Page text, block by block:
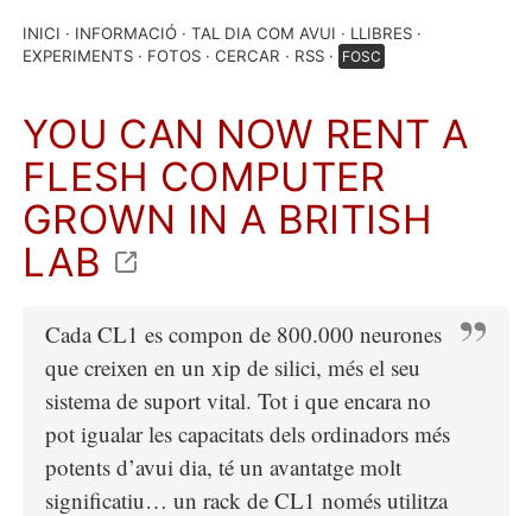
INICI INFORMACIÓ TAL DIA COM AVUI
LLIBRES
EXPERIMENTS
FOTOS CERCAR RSS FOSC
YOU CAN NOW RENT A
FLESH COMPUTER
GROWN IN A BRITISH
LAB
Cada CL1 es compon de 800.000 neurones
que creixen en un xip de silici, més el seu
sistema de suport vital. Tot i que encara no
pot igualar les capacitats dels ordinadors més
potents d’avui dia, té un avantatge molt
significatiu… un rack de CL1 només utilitza